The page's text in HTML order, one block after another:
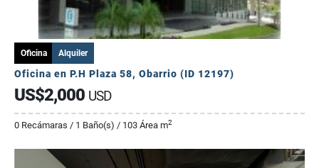
Oficina Alquiler
Oficina en P.H Plaza 58, Obarrio (ID 12197)
US$2,000 USD
0 Recámaras / 1 Baño(s) / 103 Área m2